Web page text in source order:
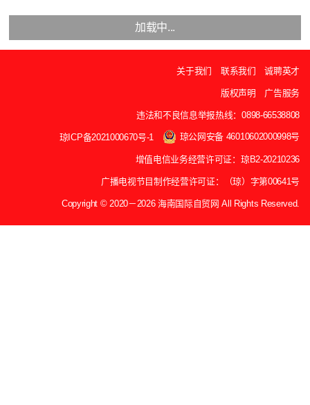
加载中...
关于我们 联系我们 诚聘英才
版权声明 广告服务
违法和不良信息举报热线：0898-66538808
琼ICP备2021000670号-1 琼公网安备 46010602000998号
增值电信业务经营许可证：琼B2-20210236
广播电视节目制作经营许可证：（琼）字第00641号
Copyright © 2020－2026 海南国际自贸网 All Rights Reserved.